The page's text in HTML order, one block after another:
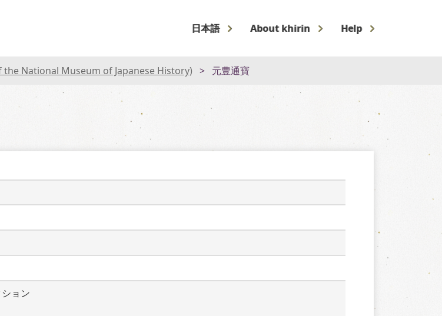
日本語 About khirin Help
National Museum of Japanese History) 元豊通寶
ョン